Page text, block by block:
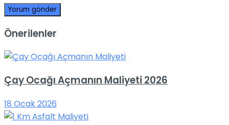
Önerilenler
Çay Ocağı Açmanın Maliyeti 2026
18 Ocak 2026